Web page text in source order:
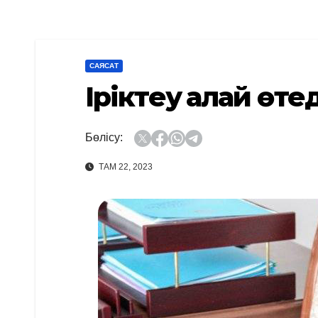
САЯСАТ
Іріктеу қалай
Бөлісу:
ТАМ 22, 2023